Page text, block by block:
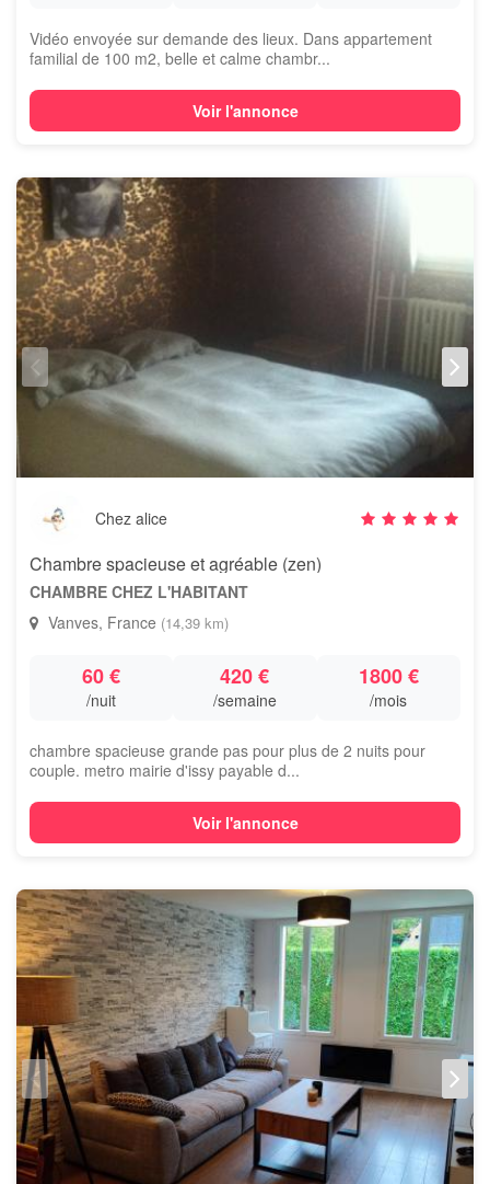
Vidéo envoyée sur demande des lieux. Dans appartement
familial de 100 m2, belle et calme chambr...
Voir l'annonce
Chez alice
Chambre spacieuse et agréable (zen)
CHAMBRE CHEZ L'HABITANT
Vanves, France (14,39 km)
60 €
/nuit
420 €
/semaine
1800 €
/mois
chambre spacieuse grande pas pour plus de 2 nuits pour
couple. metro mairie d'issy payable d...
Voir l'annonce